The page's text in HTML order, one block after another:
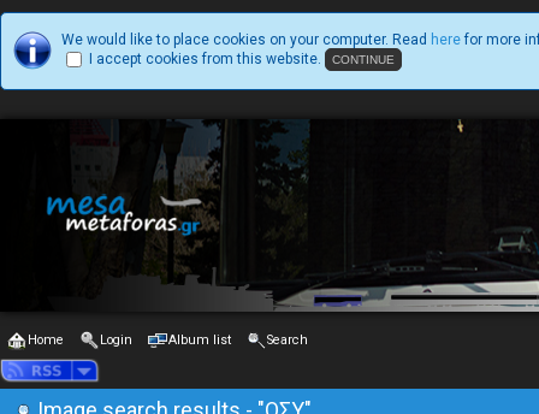
We would like to place cookies on your computer. Read here for more
I accept cookies from this website.
Home Login Album list Search